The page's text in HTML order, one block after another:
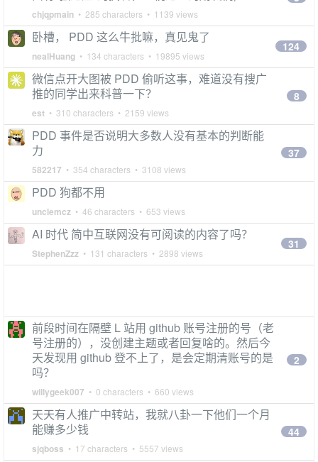
chjqpmain • 285 characters • 1139 views
卧槽， PDD 这么牛批嘛，真见鬼了
nealHuang • 134 characters • 19895 views
124
微信点开大图被 PDD 偷听这事，难道没有搜广
推的同学出来科普一下？
est • 310 characters • 2159 views
8
PDD 事件是否说明大多数人没有基本的判断能
力
582217 • 354 characters • 3108 views
37
PDD 狗都不用
unclemcz • 46 characters • 653 views
AI 时代 简中互联网没有可阅读的内容了吗？
StephenZzz • 131 characters • 2898 views
31
前段时间在隔壁 L 站用 github 账号注册的号（老
号注册的），没创建主题或者回复啥的。然后今
天发现用 github 登不上了，是会定期清账号的是
吗？
willygeek007 • 0 characters • 660 views
2
天天有人推广中转站，我就八卦一下他们一个月
能赚多少钱
sjqboss • 17 characters • 5557 views
44